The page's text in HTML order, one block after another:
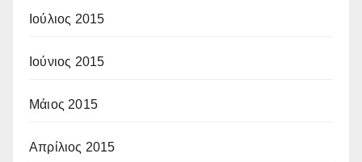
Ιούλιος 2015
Ιούνιος 2015
Μάιος 2015
Απρίλιος 2015